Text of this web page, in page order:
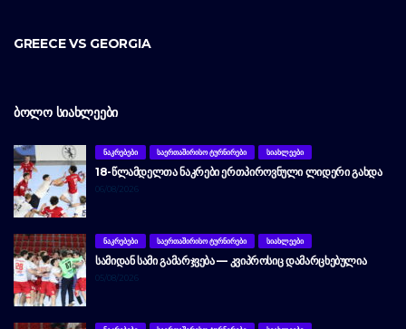
GREECE VS GEORGIA
ᲑᲝᲚᲝ ᲡᲘᲐᲮᲚᲔᲔᲑᲘ
ᲜᲐᲙᲠᲔᲑᲔᲑᲘ ᲡᲐᲔᲠᲗᲐᲨᲘᲠᲘᲡᲝ ᲢᲣᲠᲜᲘᲠᲔᲑᲘ ᲡᲘᲐᲮᲚᲔᲔᲑᲘ
18-ᲬᲚᲐᲛᲓᲔᲚᲗᲐ ᲜᲐᲙᲠᲔᲑᲘ ᲔᲠᲗᲞᲘᲠᲝᲕᲜᲣᲚᲘ ᲚᲘᲓᲔᲠᲘ ᲒᲐᲮᲓᲐ
06/08/2026
ᲜᲐᲙᲠᲔᲑᲔᲑᲘ ᲡᲐᲔᲠᲗᲐᲨᲘᲠᲘᲡᲝ ᲢᲣᲠᲜᲘᲠᲔᲑᲘ ᲡᲘᲐᲮᲚᲔᲔᲑᲘ
ᲡᲐᲛᲘᲓᲐᲜ ᲡᲐᲛᲘ ᲒᲐᲛᲐᲠᲯᲕᲔᲑᲐ — ᲙᲕᲘᲞᲠᲝᲡᲘᲪ ᲓᲐᲛᲐᲠᲪᲮᲔᲑᲣᲚᲘᲐ
05/08/2026